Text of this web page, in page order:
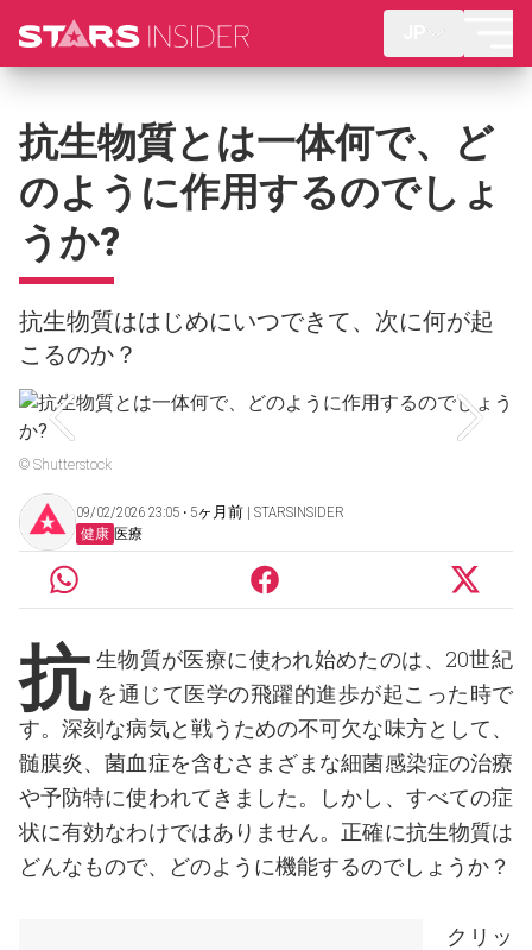
抗生物質とは一体何で、ど
のように作用するのでしょ
うか?
抗生物質ははじめにいつできて、次に何が起
こるのか？
© Shutterstock
09/02/2026 23:05 ‧ 5ヶ月前 | STARSINSIDER
健康 医療
抗 生物質が医療に使われ始めたのは、20世紀
を通じて医学の飛躍的進歩が起こった時で
す。深刻な病気と戦うための不可欠な味方として、
髄膜炎、菌血症を含むさまざまな細菌感染症の治療
や予防特に使われてきました。しかし、すべての症
状に有効なわけではありません。正確に抗生物質は
どんなもので、どのように機能するのでしょうか？
クリッ